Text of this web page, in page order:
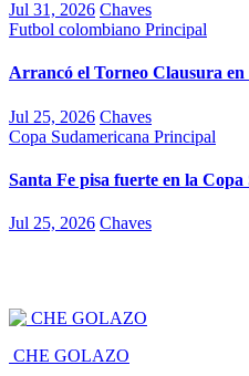
Jul 31, 2026 Chaves
Futbol colombiano Principal
Arrancó el Torneo Clausura
Jul 25, 2026 Chaves
Copa Sudamericana Principal
Santa Fe pisa fuerte en la Copa
Jul 25, 2026 Chaves
CHE GOLAZO